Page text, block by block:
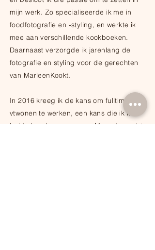
mijn werk. Zo specialiseerde ik me in
foodfotografie en -styling, en werkte ik
mee aan verschillende kookboeken.
Daarnaast verzorgde ik jarenlang de
fotografie en styling voor de gerechten
van MarleenKookt.
In 2016 kreeg ik de kans om fulltime bij
vtwonen te werken, een kans die ik met
beide handen aangreep. Meer dan acht